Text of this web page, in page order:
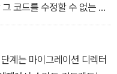
코드를 수정할 수 없는 영
장에서 이러한 탈출 방법에
계는 마이그레이션 디렉터